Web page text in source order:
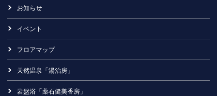
お知らせ
イベント
フロアマップ
天然温泉「湯治房」
岩盤浴「薬石健美香房」